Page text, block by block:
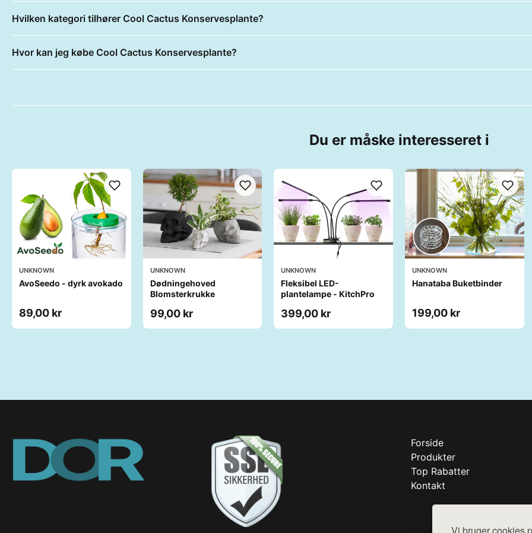
Hvilken kategori tilhører Cool Cactus Konservesplante?
Hvor kan jeg købe Cool Cactus Konservesplante?
Du er måske interesseret i
UNKNOWN
AvoSeedo - dyrk avokado
89,00 kr
UNKNOWN
Dødningehoved
Blomsterkrukke
99,00 kr
UNKNOWN
Fleksibel LED-
plantelampe - KitchPro
399,00 kr
UNKNOWN
Hanataba Buketbinder
199,00 kr
Forside
Produkter
Top Rabatter
Kontakt